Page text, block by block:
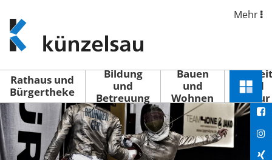
www.kuenzelsau.de
(zur
Startseite)
Mehr
Rathaus und
Bürgertheke
Bildung
und
Betreuung
Bauen
und
Wohnen
Freizeit
und
Kultur
Menü